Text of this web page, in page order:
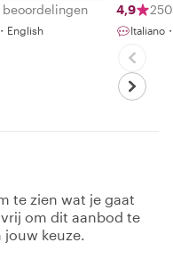
beoordelingen
العربية・English
4,9
Italiano
te zien wat je gaat
om dit aanbod te
keuze.